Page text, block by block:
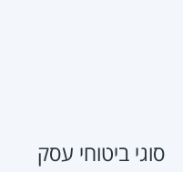
סוגי ביטוחי עסק